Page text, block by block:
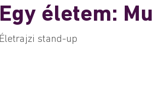
Egy életem:
Életrajzi stand-up